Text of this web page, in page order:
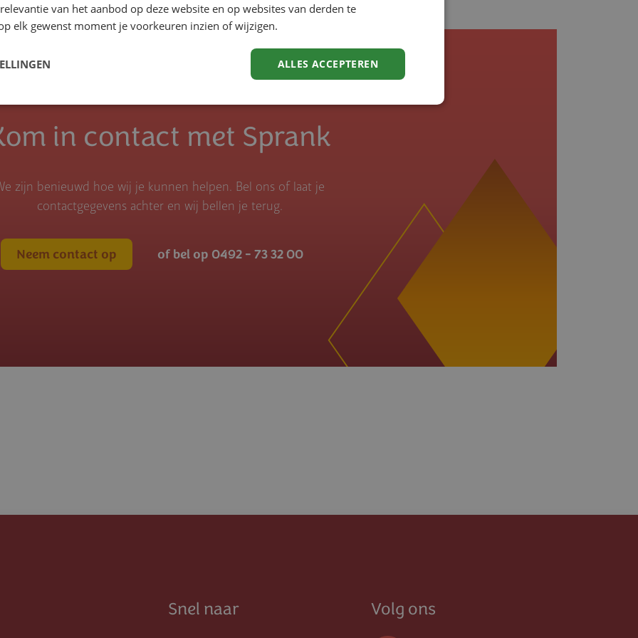
in contact met Sprank
zijn benieuwd hoe wij je kunnen helpen. Bel ons of laat je
contactgegevens achter en wij bellen je terug.
Neem contact op of bel op 0492 - 73 32 00
Snel naar Volg ons
van het aanbod op deze website en op websites van derden te
elk gewenst moment je voorkeuren inzien of wijzigen.
ALLES ACCEPTEREN